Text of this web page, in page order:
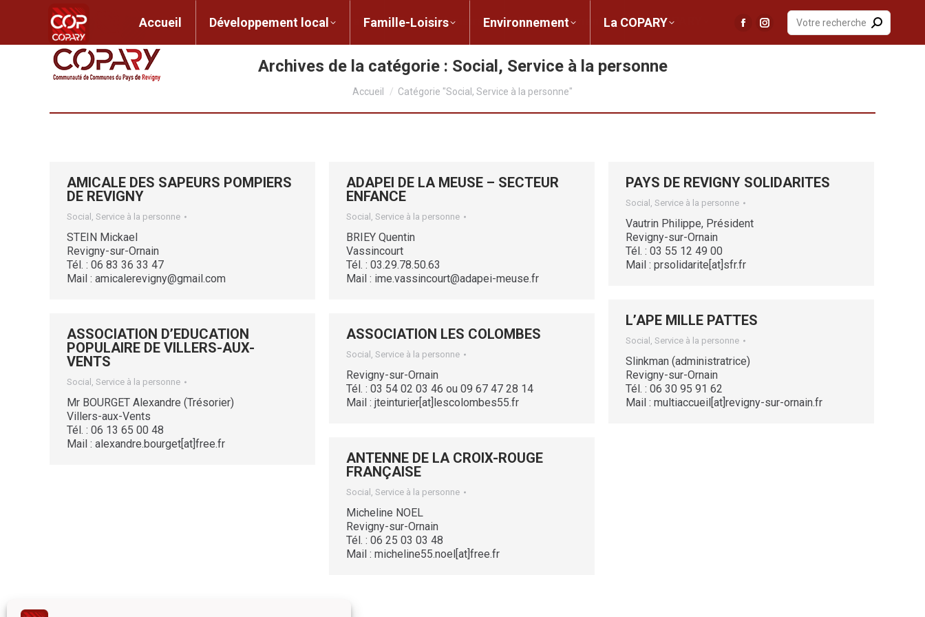
Accueil Développement local Famille-Loisirs Environnement La COPARY
La
page
La
page
Recherche
:
Archives de la catégorie : Social, Service à la personne
Accueil Catégorie "Social, Service à la personne"
AMICALE DES SAPEURS POMPIERS
DE REVIGNY
Social, Service à la personne
STEIN Mickael
Revigny-sur-Ornain
Tél. : 06 83 36 33 47
Mail : amicalerevigny@gmail.com
ADAPEI DE LA MEUSE – SECTEUR
ENFANCE
Social, Service à la personne
BRIEY Quentin
Vassincourt
Tél. : 03.29.78.50.63
Mail : ime.vassincourt@adapei-meuse.fr
PAYS DE REVIGNY SOLIDARITES
Social, Service à la personne
Vautrin Philippe, Président
Revigny-sur-Ornain
Tél. : 03 55 12 49 00
Mail : prsolidarite[at]sfr.fr
L’APE MILLE PATTES
Social, Service à la personne
Slinkman (administratrice)
Revigny-sur-Ornain
Tél. : 06 30 95 91 62
Mail : multiaccueil[at]revigny-sur-ornain.fr
ASSOCIATION D’EDUCATION
POPULAIRE DE VILLERS-AUX-
VENTS
Social, Service à la personne
Mr BOURGET Alexandre (Trésorier)
Villers-aux-Vents
Tél. : 06 13 65 00 48
Mail : alexandre.bourget[at]free.fr
ASSOCIATION LES COLOMBES
Social, Service à la personne
Revigny-sur-Ornain
Tél. : 03 54 02 03 46 ou 09 67 47 28 14
Mail : jteinturier[at]lescolombes55.fr
ANTENNE DE LA CROIX-ROUGE
FRANÇAISE
Social, Service à la personne
Micheline NOEL
Revigny-sur-Ornain
Tél. : 06 25 03 03 48
Mail : micheline55.noel[at]free.fr
Accueil Développement local Famille-Loisirs Environnement La COPARY
La
page
La
page
Recherche
: